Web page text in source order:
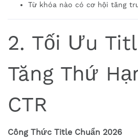
Từ khóa nào có cơ hội tăng
2. Tối Ưu
Tăng Thứ
CTR
Công Thức Title Chuẩn 2026